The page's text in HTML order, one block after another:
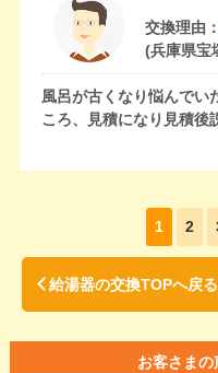
交換理由：
(兵庫県宝
風呂が古くなり悩んでい
ころ、見積になり見積後
1 2
給湯器の交換TOPへ戻る
お客さま